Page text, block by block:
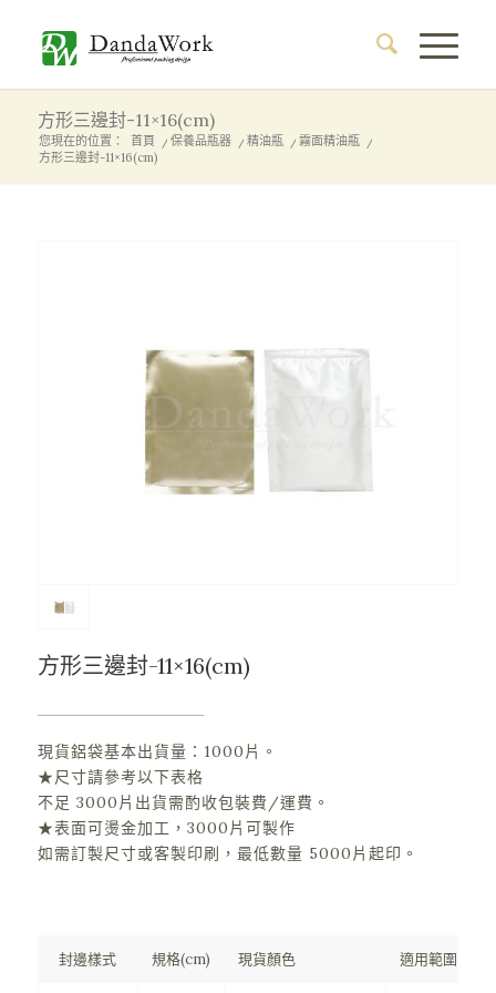
方形三邊封-11×16(cm)
您現在的位置： 首頁 / 保養品瓶器 / 精油瓶 / 霧面精油瓶
/
方形三邊封-11×16(cm)
方形三邊封-11×16(cm)
現貨鋁袋基本出貨量：1000片。
★尺寸請參考以下表格
不足 3000片出貨需酌收包裝費/運費。
★表面可燙金加工，3000片可製作
如需訂製尺寸或客製印刷，最低數量 5000片起印。
封邊樣式 規格(cm) 現貨顏色 適用範圍